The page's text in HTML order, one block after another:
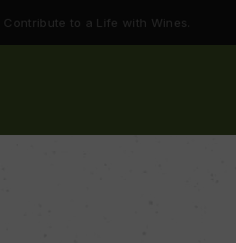
Contribute to a Life with Wines.